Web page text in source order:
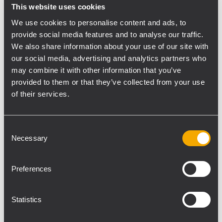
This website uses cookies
We use cookies to personalise content and ads, to
provide social media features and to analyse our traffic.
We also share information about your use of our site with
our social media, advertising and analytics partners who
may combine it with other information that you’ve
provided to them or that they’ve collected from your use
of their services.
Selection
Necessary
Preferences
Statistics
Um all diesen verschiedenen
Anforderungen gerecht zu werden, setzte
PM Blue auf ein System, ausschließlich aus
Array installiert. 4x TT 22-A waren als Infill
und Outfill platziert. Vor der Bühne taten 12
SUB 9007 Module im Cardioid-Modus ihren
Dienst. Wie flexibel und hochklassig im
ist, zeigte sich erneut beim krönenden